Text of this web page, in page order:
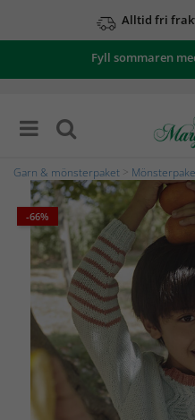
Alltid fri
Fyll sommaren
Garn & mönsterpaket
-66%